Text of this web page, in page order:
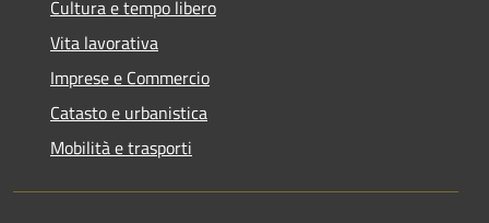
Cultura e tempo libero
Vita lavorativa
Imprese e Commercio
Catasto e urbanistica
Mobilità e trasporti